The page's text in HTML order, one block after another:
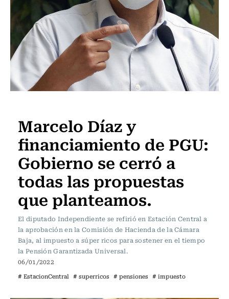
Programas Santiago TV
PODCAST
STGO
TV
EN
VIVO
STREAMING
RADIO
USACH
APP
SOY
USACH
Marcelo Díaz y
financiamiento de PGU:
Gobierno se cerró a
todas las propuestas
que planteamos.
El diputado Independiente se refirió en Estación Central a
la aprobación en la Comisión de Hacienda de la Cámara
Baja, al impuesto a súper ricos para sostener en el tiempo
la Pensión Garantizada Universal.
06/01/2022
# EstacionCentral # superricos # pensiones # impuesto